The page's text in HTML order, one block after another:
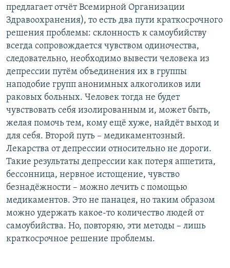
предлагает отчёт Всемирной Организации
Здравоохранения), то есть два пути краткосрочного
решения проблемы: склонность к самоубийству
всегда сопровождается чувством одиночества,
следовательно, необходимо вывести человека из
депрессии путём объединения их в группы
наподобие групп анонимных алкоголиков или
раковых больных. Человек тогда не будет
чувствовать себя изолированным и, может быть,
желая помочь тем, кому ещё хуже, найдёт выход и
для себя. Второй путь – медикаментозный.
Лекарства от депрессии относительно не дороги.
Такие результаты депрессии как потеря аппетита,
бессонница, нервное истощение, чувство
безнадёжности – можно лечить с помощью
медикаментов. Это не панацея, но таким образом
можно удержать какое-то количество людей от
самоубийства. Но, повторяю, эти методы – лишь
краткосрочное решение проблемы.